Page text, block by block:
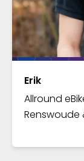
Erik
Allround
Renswoude